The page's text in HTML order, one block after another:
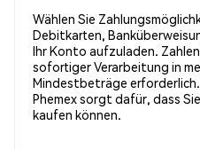
Wählen Sie
Debitkarten,
Ihr Konto aufzuladen.
sofortiger Verarbeitung in
Mindestbeträge
Phemex sorgt dafür, dass
kaufen können.